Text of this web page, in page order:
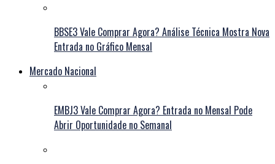
BBSE3 Vale Comprar Agora? Análise Técnica Mostra Nova
Entrada no Gráfico Mensal
Mercado Nacional
EMBJ3 Vale Comprar Agora? Entrada no Mensal Pode
Abrir Oportunidade no Semanal